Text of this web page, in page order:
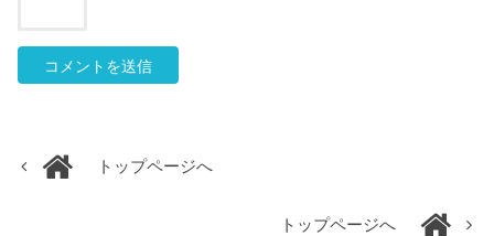
トップページへ
トップページへ